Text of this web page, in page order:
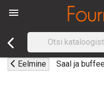

Eelmine Saal ja